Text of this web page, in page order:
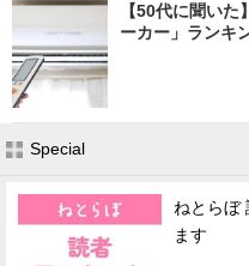
【50代に聞い
ーカー」ランキ
Special
ねとらぼ
ます